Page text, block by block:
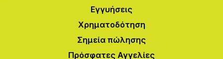
Εγγυήσεις
Χρηματοδότηση
Σημεία πώλησης
Πρόσφατες Αγγελίες